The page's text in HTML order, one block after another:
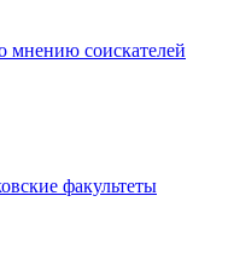
мнению соискателей
факультеты